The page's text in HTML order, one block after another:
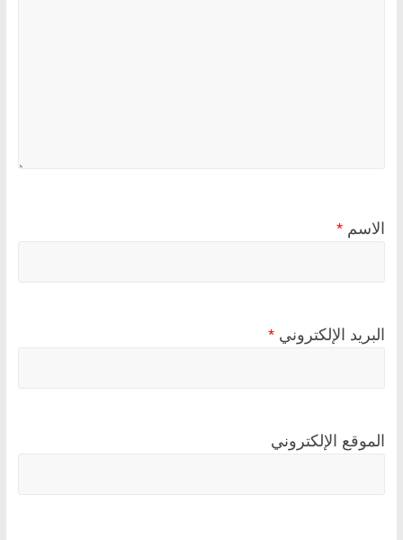
الاسم *
البريد الإلكتروني *
الموقع الإلكتروني